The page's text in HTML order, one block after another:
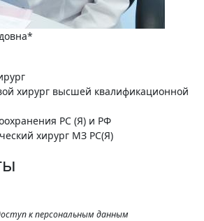
хирург высшей квалификационной
РС (Я) и РФ
хирург МЗ РС(Я)
к персональным данным